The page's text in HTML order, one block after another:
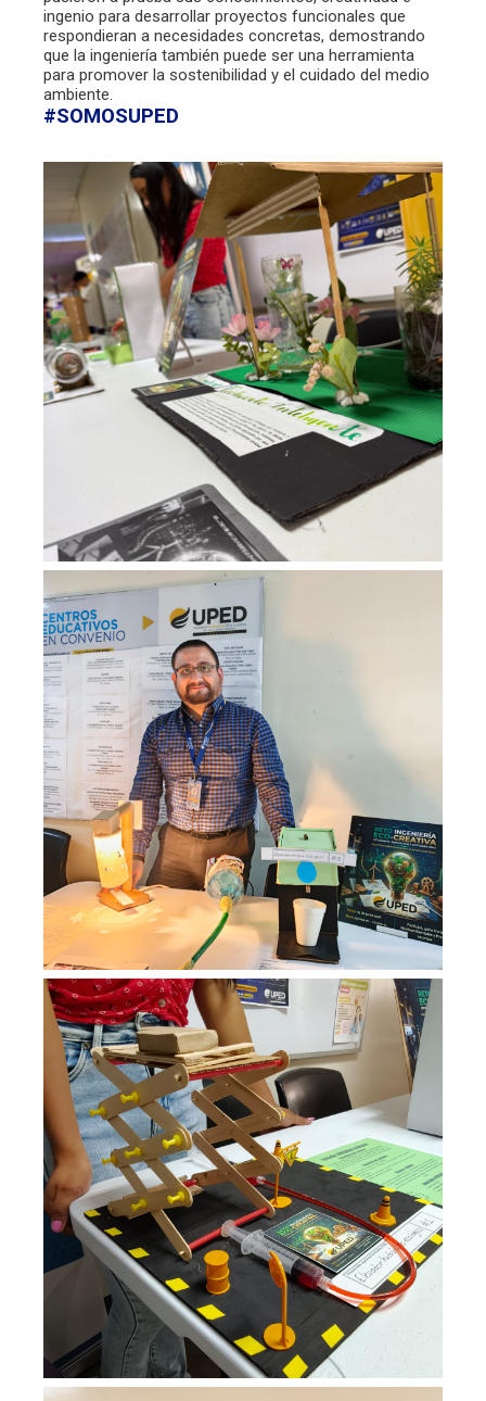
ingenio para desarrollar proyectos funcionales que
respondieran a necesidades concretas, demostrando
que la ingeniería también puede ser una herramienta
para promover la sostenibilidad y el cuidado del medio
ambiente.
#SOMOSUPED